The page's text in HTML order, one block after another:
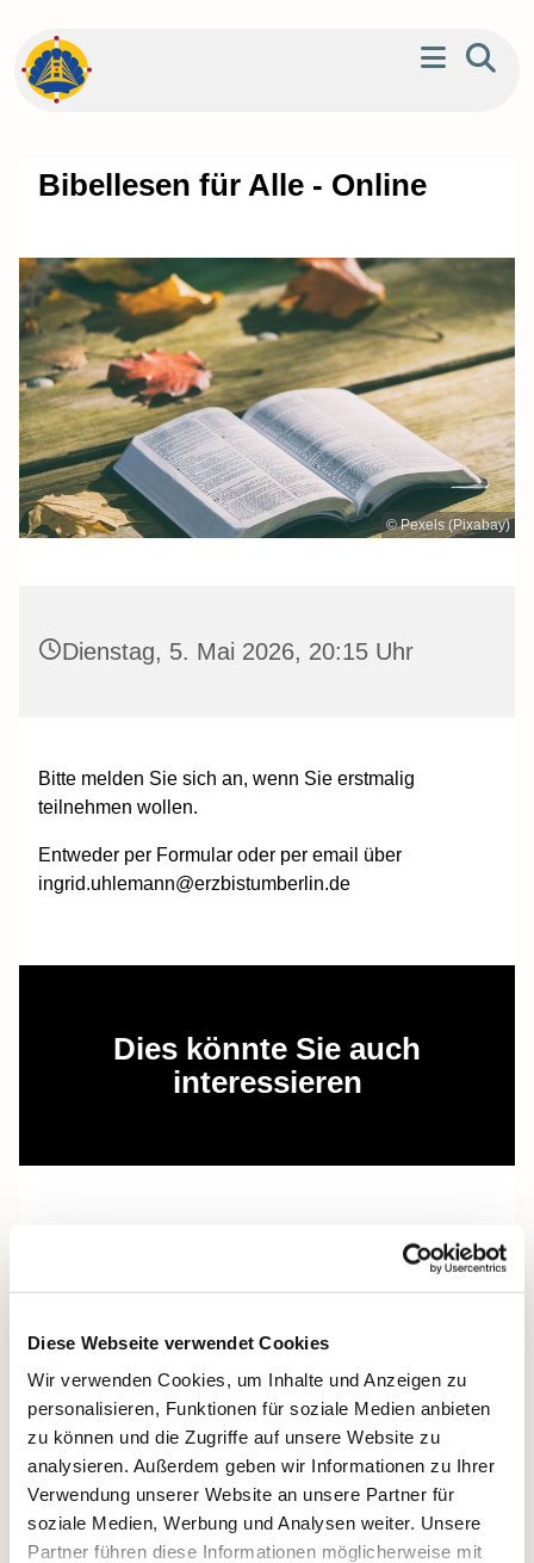
Diese Webseite verwendet Cookies
Wir verwenden Cookies, um Inhalte und Anzeigen zu
personalisieren, Funktionen für soziale Medien anbieten
zu können und die Zugriffe auf unsere Website zu
analysieren. Außerdem geben wir Informationen zu Ihrer
Verwendung unserer Website an unsere Partner für
soziale Medien, Werbung und Analysen weiter. Unsere
Partner führen diese Informationen möglicherweise mit
Bibellesen für Alle - Online
© Pexels (Pixabay)
Dienstag, 5. Mai 2026, 20:15 Uhr
Bitte melden Sie sich an, wenn Sie erstmalig
teilnehmen wollen.
Entweder per Formular oder per email über
ingrid.uhlemann@erzbistumberlin.de
Dies könnte Sie auch
interessieren